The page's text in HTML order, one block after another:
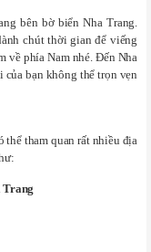
bên bờ biển Nha Trang.
chút thời gian để viếng
về phía Nam nhé. Đến Nha
bạn không thể trọn vẹn
thể tham quan rất nhiều địa
Trang